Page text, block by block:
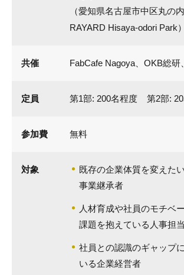
（愛知県名古屋市中区丸の
RAYARD Hisaya-odori Park）
共催 FabCafe Nagoya、OKB総研
定員 第1部: 200名程度 第2部:
参加費 無料
対象
既存の企業体質を変えた
事業継承者
人材育成や社員のモチベ
課題を抱えている人事担
社員との認識のギャップ
いる企業経営者